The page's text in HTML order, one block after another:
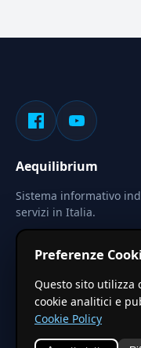
Aequilibrium
Sistema informativo
servizi in Italia.
Le stime pubblicate
territoriali regionali
costituiscono
Preferenze
Questo sito utilizza
cookie analitici e
Cookie Policy